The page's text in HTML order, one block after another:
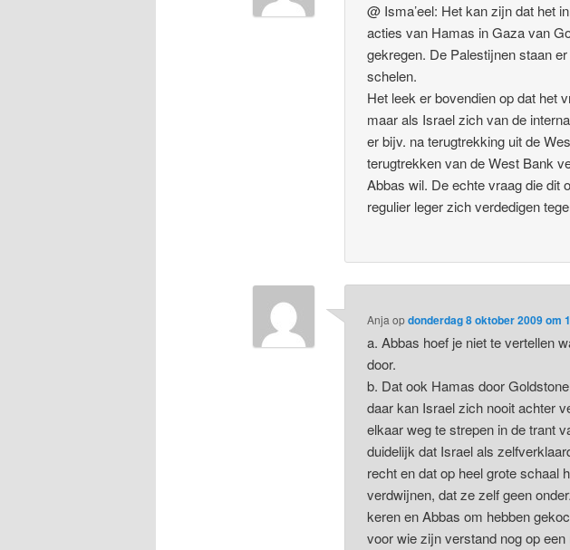
@ Isma’eel: Het kan zijn dat het
acties van Hamas in Gaza van
gekregen. De Palestijnen staan
schelen.
Het leek er bovendien op dat het
maar als Israel zich van de
er bijv. na terugtrekking uit de
terugtrekken van de West Bank
Abbas wil. De echte vraag die dit
regulier leger zich verdedigen
Anja opdonderdag 8 oktober 2009 om
a. Abbas hoef je niet te vertellen
door.
b. Dat ook Hamas door
daar kan Israel zich nooit achter
elkaar weg te strepen in de trant
duidelijk dat Israel als
recht en dat op heel grote schaal
verdwijnen, dat ze zelf geen
keren en Abbas om hebben
voor wie zijn verstand nog op